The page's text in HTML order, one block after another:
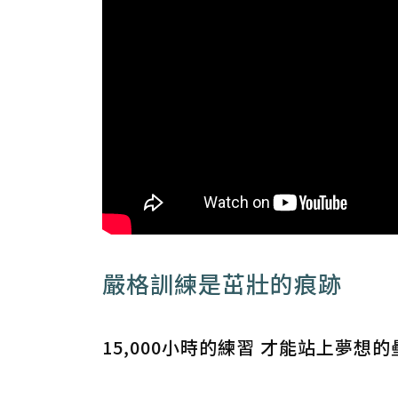
嚴格訓練是茁壯的痕跡
15,000小時的練習 才能站上夢想的